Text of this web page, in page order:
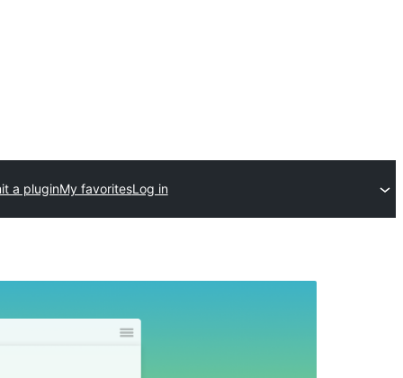
a pluginMy favoritesLog in